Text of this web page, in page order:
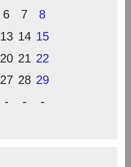
6 7
8
13 14 15
20 21 22
27 28 29
- - -